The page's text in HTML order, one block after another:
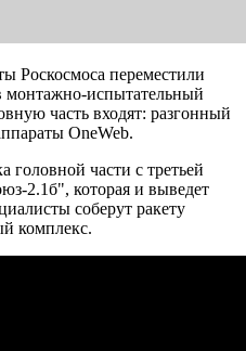
Роскосмоса переместили
монтажно-испытательный
часть входят: разгонный
OneWeb.
головной части с третьей
2.1б", которая и выведет
соберут ракету
комплекс.